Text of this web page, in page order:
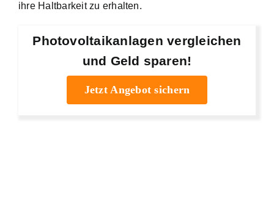
ihre Haltbarkeit zu erhalten.
Photovoltaikanlagen vergleichen
und Geld sparen!
Jetzt Angebot sichern